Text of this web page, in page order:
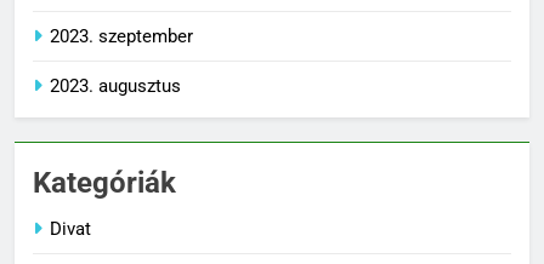
2023. szeptember
2023. augusztus
Kategóriák
Divat